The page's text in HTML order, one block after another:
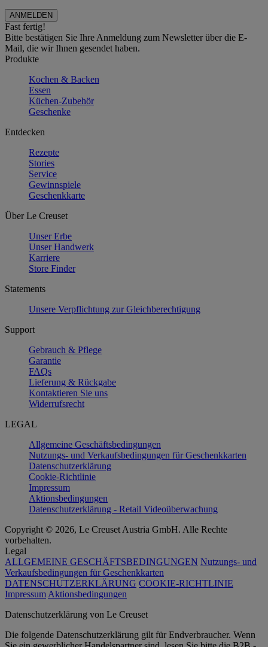
Fast fertig!
Bitte bestätigen Sie Ihre Anmeldung zum Newsletter über die E-
Mail, die wir Ihnen gesendet haben.
Produkte
Kochen & Backen
Essen
Küchen-Zubehör
Geschenke
Entdecken
Rezepte
Stories
Service
Gewinnspiele
Geschenkkarte
Über Le Creuset
Unser Erbe
Unser Handwerk
Karriere
Store Finder
Statements
Unsere Verpflichtung zur Gleichberechtigung
Support
Gebrauch & Pflege
Garantie
FAQs
Lieferung & Rückgabe
Kontaktieren Sie uns
Widerrufsrecht
LEGAL
Allgemeine Geschäftsbedingungen
Nutzungs- und Verkaufsbedingungen für Geschenkkarten
Datenschutzerklärung
Cookie-Richtlinie
Impressum
Aktionsbedingungen
Datenschutzerklärung - Retail Videoüberwachung
Copyright © 2026, Le Creuset Austria GmbH. Alle Rechte
vorbehalten.
Legal
ALLGEMEINE GESCHÄFTSBEDINGUNGEN Nutzungs- und
Verkaufsbedingungen für Geschenkkarten
DATENSCHUTZERKLÄRUNG COOKIE-RICHTLINIE
Impressum Aktionsbedingungen
Datenschutz­erklärung von Le Creuset
Die folgende Datenschutzerklärung gilt für Endverbraucher. Wenn